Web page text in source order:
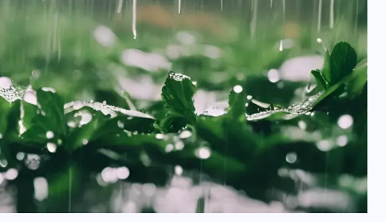
वोटर लिस्ट पुनरीक्षण कार्यक्रम में
हुआ बदलाव, देखें नई तारीखों की
पूरी लिस्ट
30 दिसम्बर 2025